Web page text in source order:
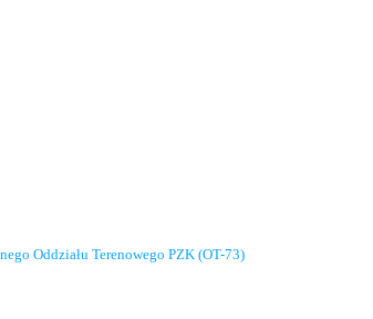
Oddziału Terenowego PZK (OT-73)